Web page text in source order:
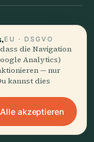
die
die Korang-
wird eine 3
Rawal-See
EU · DSGVO
die Navigation
Analytics)
— nur
kannst dies
Alle akzeptieren